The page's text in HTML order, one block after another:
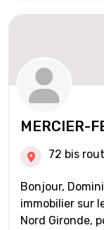
MERCIER-
72 bis
Bonjour,
immobilier sur
Nord Gironde,